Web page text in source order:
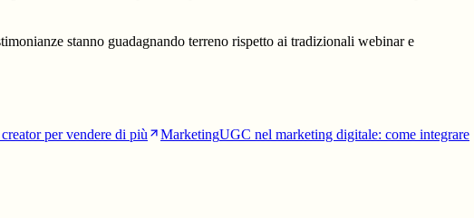
stanno guadagnando terreno rispetto ai tradizionali webinar e
per vendere di più MarketingUGC nel marketing digitale: come integrare